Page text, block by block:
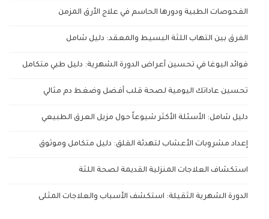
الفحوصات الطبية ودورها الحاسم في علاج الأرق المزمن
الفرق بين التهاب اللثة البسيط والمعقد: دليل شامل
فوائد اليوغا في تحسين أعراض الدورة الشهرية: دليل طبي متكامل
تحسين عاداتك اليومية لصحة قلب أفضل وضغط دم مثالي
دليل شامل: الأسئلة الأكثر شيوعاً حول مزيل العرق الطبيعي
إعداد مشروبات الأعشاب لتهدئة القلق: دليل متكامل وموثوق
استكشاف العلاجات المنزلية القديمة لصحة اللثة
الدورة الشهرية الثقيلة: استكشف الأسباب والعلاجات المثلى